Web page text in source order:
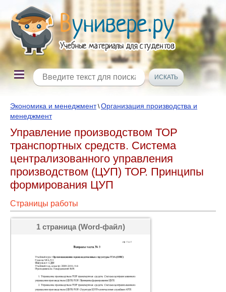
Экономика и менеджмент\Организация производства и
менеджмент
Управление производством ТОР
транспортных средств. Система
централизованного управления
производством (ЦУП) ТОР. Принципы
формирования ЦУП
Страницы работы
1 страница (Word-файл)